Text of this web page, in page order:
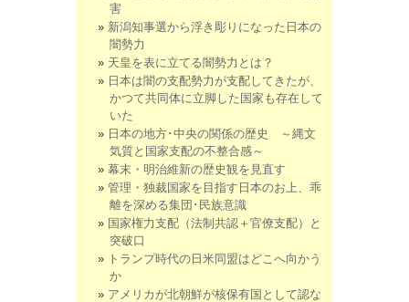
害
新潟知事選から浮き彫りになった日本の
闇勢力
天皇を表に立てる闇勢力とは？
日本は闇の支配勢力が支配してきたが、
かつて共同体に立脚した国家も存在して
いた
日本の地方･中央の関係の歴史 ～縄文
気質と国家支配の不整合感～
幕末・明治維新の歴史観を見直す
管理・独裁国家を目指す日本のお上、乖
離を深める集団･民族意識
国家権力支配（法制共認＋官僚支配）と
突破口
トランプ時代の日米同盟はどこへ向かう
か
アメリカが北朝鮮が核保有国として認な